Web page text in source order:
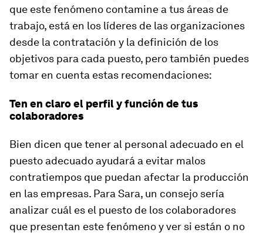
que este fenómeno contamine a tus áreas de
trabajo, está en los líderes de las organizaciones
desde la contratación y la definición de los
objetivos para cada puesto, pero también puedes
tomar en cuenta estas recomendaciones:
Ten en claro el perfil y función de tus
colaboradores
Bien dicen que tener al personal adecuado en el
puesto adecuado ayudará a evitar malos
contratiempos que puedan afectar la producción
en las empresas. Para Sara, un consejo sería
analizar cuál es el puesto de los colaboradores
que presentan este fenómeno y ver si están o no